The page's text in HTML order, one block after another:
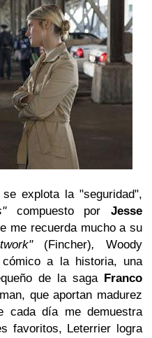
explota la "seguridad",
compuesto porJesse
me recuerda mucho a su
(Fincher), Woody
a la historia, una
de la saga Franco
que aportan madurez
día me demuestra
favoritos, Leterrier logra